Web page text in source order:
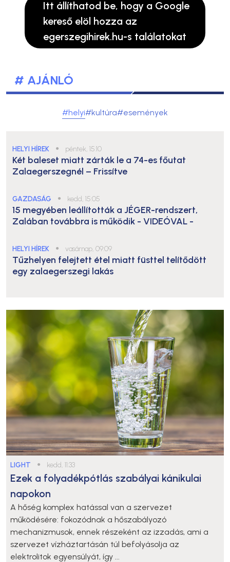
Itt állíthatod be, hogy a Google
kereső elöl hozza az
egerszegihirek.hu-s találatokat
# AJÁNLÓ
#helyi#kultúra#események
HELYI HÍREK ● péntek, 15:10
Két baleset miatt zárták le a 74-es főutat
Zalaegerszegnél – Frissítve
GAZDASÁG ● kedd, 15:05
15 megyében leállították a JÉGER-rendszert,
Zalában továbbra is működik - VIDEÓVAL -
HELYI HÍREK ● vasárnap, 09:09
Tűzhelyen felejtett étel miatt füsttel telítődött
egy zalaegerszegi lakás
LIGHT ● kedd, 11:33
Ezek a folyadékpótlás szabályai kánikulai
napokon
A hőség komplex hatással van a szervezet
működésére: fokozódnak a hőszabályozó
mechanizmusok, ennek részeként az izzadás, ami a
szervezet vízháztartásán túl befolyásolja az
elektrolitok egyensúlyát, így ...